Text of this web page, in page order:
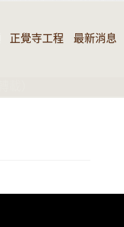
正覺寺工程 最新消息